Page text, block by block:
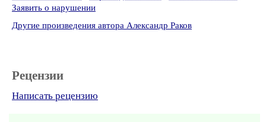
Заявить о нарушении
Другие произведения автора Александр Раков
Рецензии
Написать рецензию